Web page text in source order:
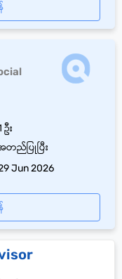
တည်ပြုပြီး
ဦး
Jun 2026